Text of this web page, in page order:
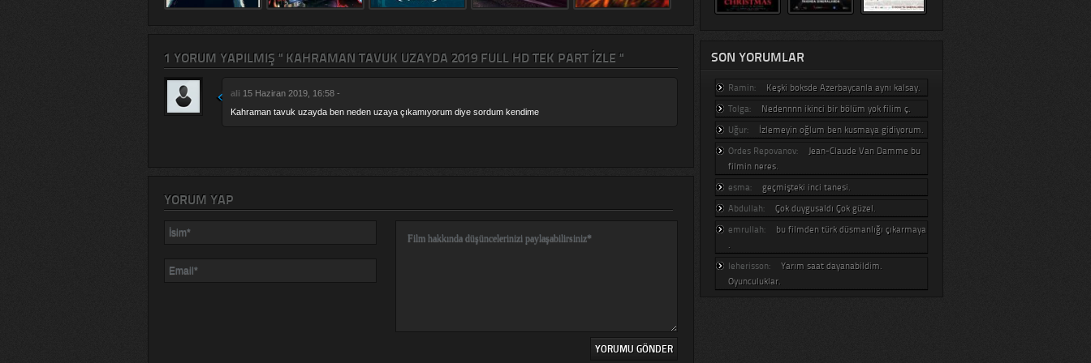
1 YORUM YAPILMIŞ " KAHRAMAN TAVUK UZAYDA 2019 FULL HD TEK PART IZLE "
ali 15 Haziran 2019, 16:58 -
Kahraman tavuk uzayda ben neden uzaya çıkamıyorum diye sordum kendime
YORUM YAP
SON YORUMLAR
Ramin:
Keşki boksde Azerbaycanla aynı kalsay.
Tolga:
Nedennnn ikinci bir bölüm yok filim ç.
Uğur:
İzlemeyin oğlum ben kusmaya gidiyorum.
Ordes Repovanov:
Jean-Claude Van Damme bu
filmin neres.
esma:
geçmişteki inci tanesi.
Abdullah:
Çok duygusaldı Çok güzel.
emrullah:
bu filmden türk düsmanlığı çıkarmaya
.
leherisson:
Yarım saat dayanabildim.
Oyunculuklar.